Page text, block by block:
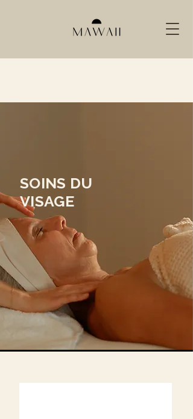
SOINS DU
VISAGE